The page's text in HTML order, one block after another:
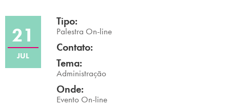
Atendimento (21) 2574 8888
Conclua sua Matrícula
INSCREVA-SE
21
JUL
Tipo:
Palestra On-line
Contato:
Tema:
Administração
Onde:
Evento On-line